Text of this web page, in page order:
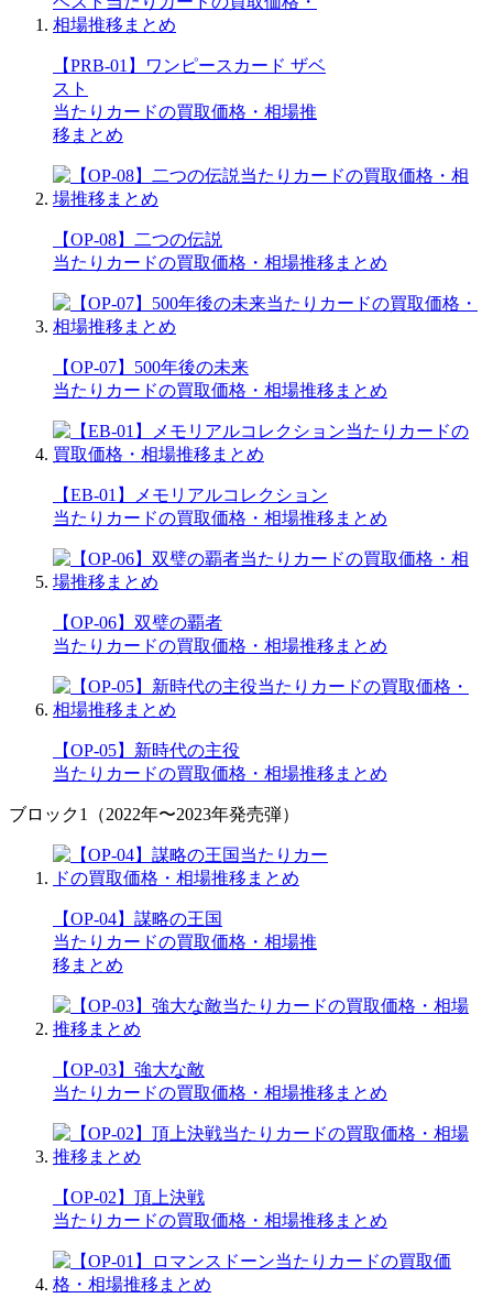
【PRB-01】ワンピースカード ザベ
スト
当たりカードの買取価格・相場推
移まとめ
【OP-08】二つの伝説
当たりカードの買取価格・相場推移まとめ
【OP-07】500年後の未来
当たりカードの買取価格・相場推移まとめ
【EB-01】メモリアルコレクション
当たりカードの買取価格・相場推移まとめ
【OP-06】双璧の覇者
当たりカードの買取価格・相場推移まとめ
【OP-05】新時代の主役
当たりカードの買取価格・相場推移まとめ
ブロック1（2022年〜2023年発売弾）
【OP-04】謀略の王国
当たりカードの買取価格・相場推
移まとめ
【OP-03】強大な敵
当たりカードの買取価格・相場推移まとめ
【OP-02】頂上決戦
当たりカードの買取価格・相場推移まとめ